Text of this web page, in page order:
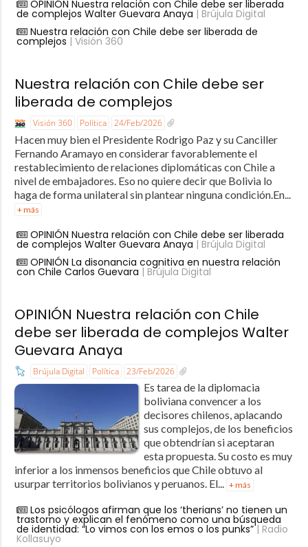
OPINIÓN Nuestra relación con Chile debe ser liberada
de complejos Walter Guevara Anaya | Brújula Digital
Nuestra relación con Chile debe ser liberada de
complejos | Visión 360
Nuestra relación con Chile debe ser
liberada de complejos
Visión 360 Política 24/Feb/2026
Hacen muy bien el Presidente Rodrigo Paz y su Canciller
Fernando Aramayo en considerar favorablemente el
restablecimiento de relaciones diplomáticas con Chile a
nivel de embajadores. Eso no quiere decir que Bolivia lo
haga de forma unilateral sin plantear ninguna condición.En...
+ más
OPINIÓN Nuestra relación con Chile debe ser liberada
de complejos Walter Guevara Anaya | Brújula Digital
OPINIÓN La disonancia cognitiva en nuestra relación
con Chile Carlos Guevara | Brújula Digital
OPINIÓN Nuestra relación con Chile
debe ser liberada de complejos Walter
Guevara Anaya
Brújula Digital Política 23/Feb/2026
Es tarea de la diplomacia
boliviana convencer a los
decisores chilenos, aplacando
sus complejos, de los beneficios
que obtendrían si aceptaran
esta propuesta. Su costo es muy
inferior a los inmensos beneficios que Chile obtuvo al
usurpar territorios bolivianos y peruanos. El... + más
Los psicólogos afirman que los ‘therians’ no tienen un
trastorno y explican el fenómeno como una búsqueda
de identidad: “Lo vimos con los emos o los punks”| Radio
Kollasuyo